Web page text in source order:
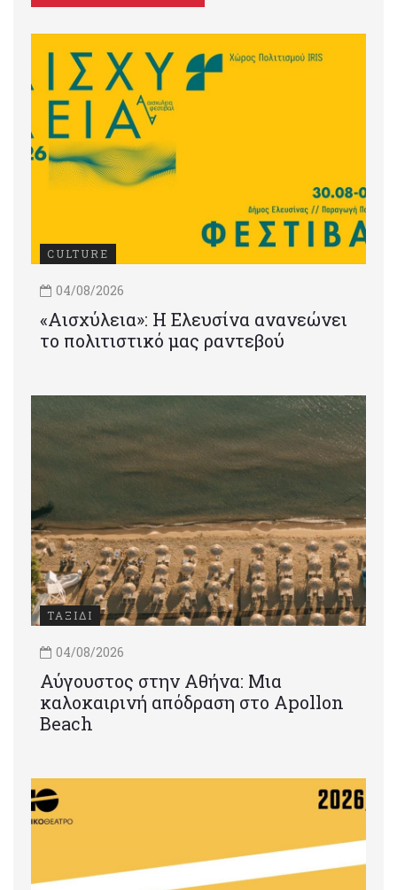
CULTURE
04/08/2026
«Αισχύλεια»: Η Ελευσίνα ανανεώνει
το πολιτιστικό μας ραντεβού
ΤΑΞΙΔΙ
04/08/2026
Αύγουστος στην Αθήνα: Μια
καλοκαιρινή απόδραση στο Apollon
Beach